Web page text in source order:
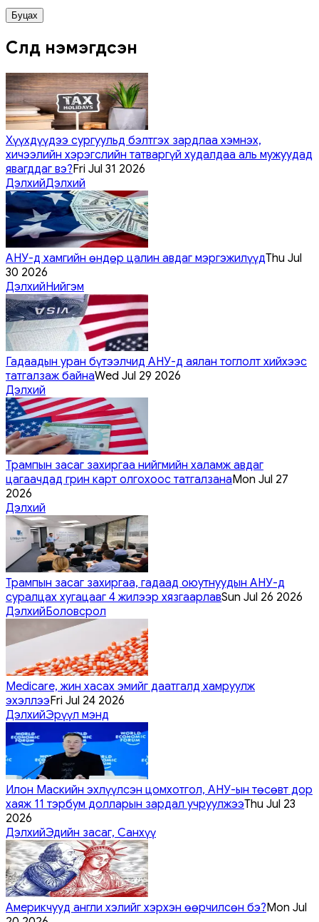
Буцах
Сүүлд нэмэгдсэн
Хүүхдүүдээ сургуульд бэлтгэх зардлаа хэмнэх,
хичээлийн хэрэгслийн татваргүй худалдаа аль мужуудад
явагддаг вэ?Fri Jul 31 2026
ДэлхийДэлхий
АНУ-д хамгийн өндөр цалин авдаг мэргэжилүүдThu Jul
30 2026
ДэлхийНийгэм
Гадаадын уран бүтээлчид АНУ-д аялан тоглолт хийхээс
татгалзаж байнаWed Jul 29 2026
Дэлхий
Трампын засаг захиргаа нийгмийн халамж авдаг
цагаачдад грин карт олгохоос татгалзанаMon Jul 27
2026
Дэлхий
Трампын засаг захиргаа, гадаад оюутнуудын АНУ-д
суралцах хугацааг 4 жилээр хязгаарлавSun Jul 26 2026
ДэлхийБоловсрол
Medicare, жин хасах эмийг даатгалд хамруулж
эхэллээFri Jul 24 2026
ДэлхийЭрүүл мэнд
Илон Маскийн эхлүүлсэн цомхотгол, АНУ-ын төсөвт дор
хаяж 11 тэрбум долларын зардал учруулжээThu Jul 23
2026
ДэлхийЭдийн засаг, Санхүү
Америкчууд англи хэлийг хэрхэн өөрчилсөн бэ?Mon Jul